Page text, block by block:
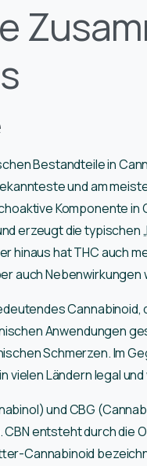
Bestandteile in
und am
Komponente in
erzeugt die typischen
hinaus hat THC auch
auch Nebenwirkungen
Anwendungen
Schmerzen. Im
vielen Ländern legal
und CBG
entsteht durch die
Cannabinoid